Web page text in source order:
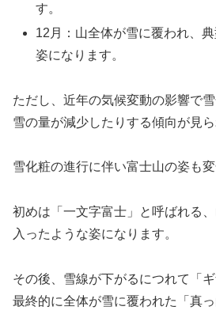
す。
12月：山全体が雪に覆われ、
姿になります。
ただし、近年の気候変動の影響で
雪の量が減少したりする傾向が見ら
雪化粧の進行に伴い富士山の姿も変
初めは「一文字富士」と呼ばれる
入ったような姿になります。
その後、雪線が下がるにつれて「
最終的に全体が雪に覆われた「真